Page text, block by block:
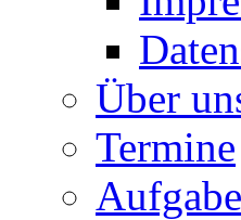
Über
Termine